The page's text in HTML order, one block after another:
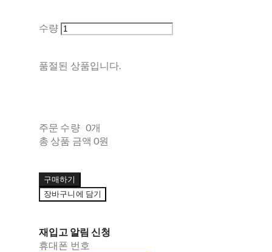
수량
품절된 상품입니다.
주문 수량 0개
총 상품 금액 0원
구매하기
장바구니에 담기
재입고 알림 신청
휴대폰 번호